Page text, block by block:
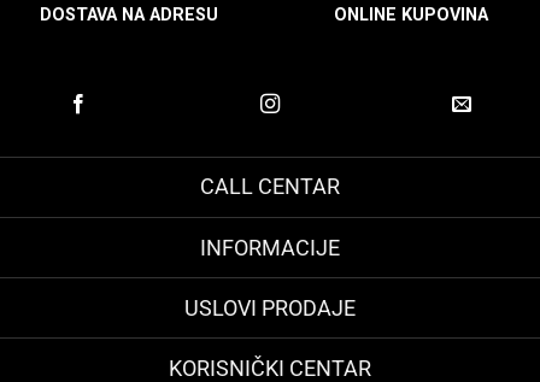
DOSTAVA NA ADRESU ONLINE KUPOVINA
CALL CENTAR
INFORMACIJE
USLOVI PRODAJE
KORISNIČKI CENTAR